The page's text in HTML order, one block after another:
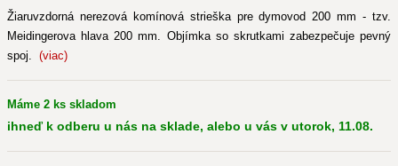
Žiaruvzdorná nerezová komínová strieška pre dymovod 200 mm - tzv.
Meidingerova hlava 200 mm. Objímka so skrutkami zabezpečuje pevný
spoj. (viac)
Máme 2 ks skladom
ihneď k odberu u nás na sklade, alebo u vás v utorok, 11.08.